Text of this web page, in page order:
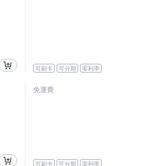
可刷卡 可分期 零利率
免運費
可刷卡 可分期 零利率